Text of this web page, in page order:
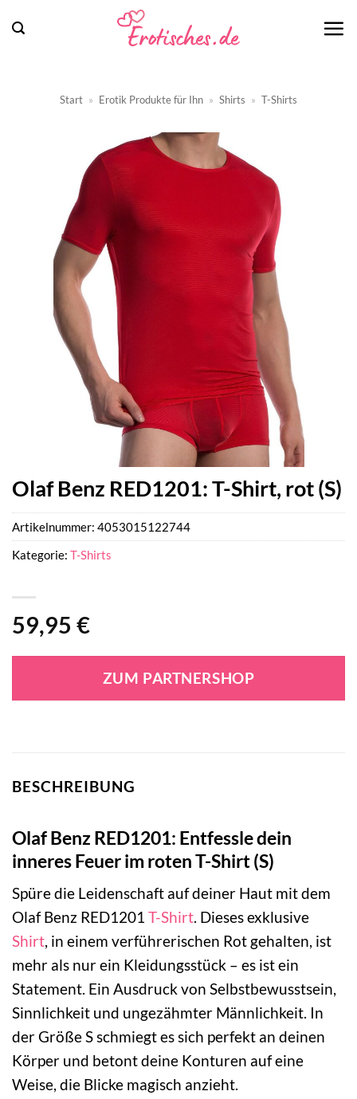
Inhalt
Start » Erotik Produkte für Ihn » Shirts » T-Shirts
Olaf Benz RED1201: T-Shirt, rot (S)
59,95 €
ZUM PARTNERSHOP
Artikelnummer: 4053015122744
Kategorie: T-Shirts
BESCHREIBUNG
Olaf Benz RED1201: Entfessle dein
inneres Feuer im roten T-Shirt (S)
Spüre die Leidenschaft auf deiner Haut mit dem
Olaf Benz RED1201 T-Shirt. Dieses exklusive
Shirt, in einem verführerischen Rot gehalten, ist
mehr als nur ein Kleidungsstück – es ist ein
Statement. Ein Ausdruck von Selbstbewusstsein,
Sinnlichkeit und ungezähmter Männlichkeit. In
der Größe S schmiegt es sich perfekt an deinen
Körper und betont deine Konturen auf eine
Weise, die Blicke magisch anzieht.